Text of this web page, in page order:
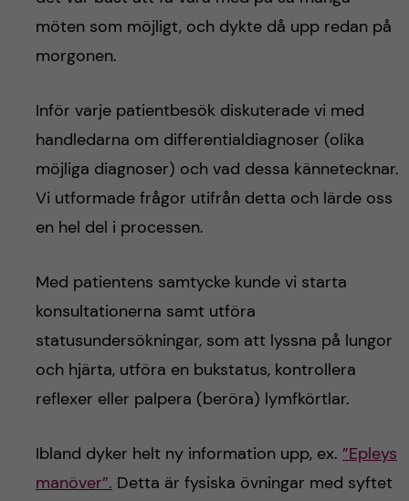
möten som möjligt, och dykte då upp redan på
morgonen.
Inför varje patientbesök diskuterade vi med
handledarna om differentialdiagnoser (olika
möjliga diagnoser) och vad dessa kännetecknar.
Vi utformade frågor utifrån detta och lärde oss
en hel del i processen.
Med patientens samtycke kunde vi starta
konsultationerna samt utföra
statusundersökningar, som att lyssna på lungor
och hjärta, utföra en bukstatus, kontrollera
reflexer eller palpera (beröra) lymfkörtlar.
Ibland dyker helt ny information upp, ex. ”Epleys
manöver”. Detta är fysiska övningar med syftet